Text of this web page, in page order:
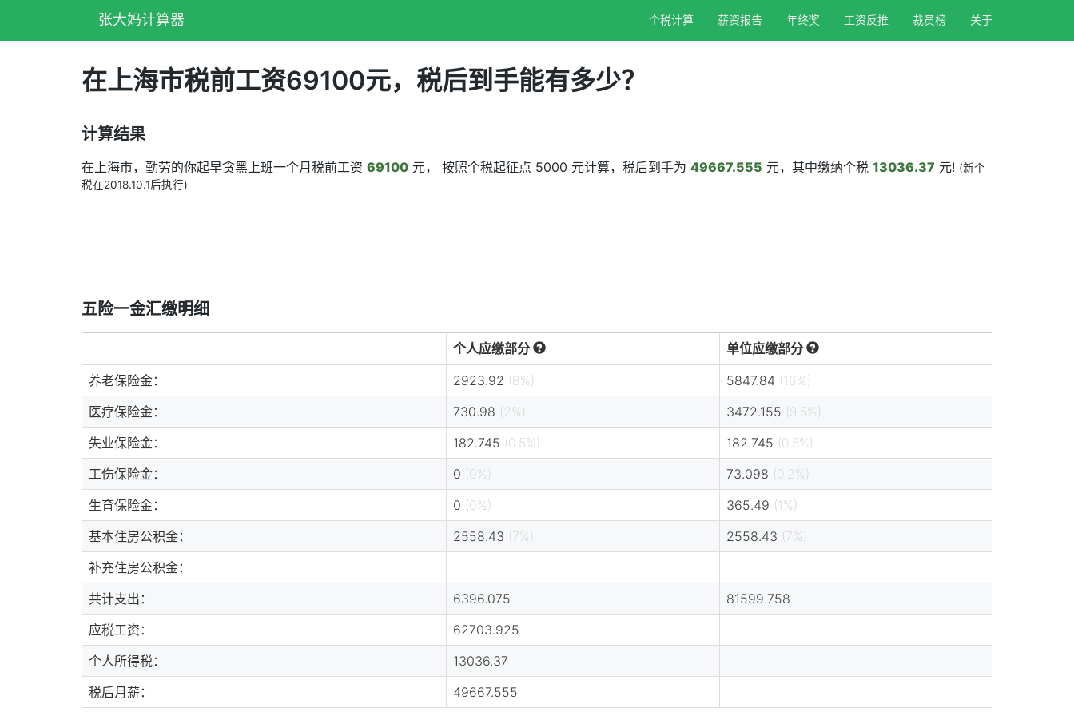
张大妈计算器 个税计算 薪资报告 年终奖 工资反推 裁员榜 关于
在上海市税前工资69100元，税后到手能有多少？
计算结果
在上海市，勤劳的你起早贪黑上班一个月税前工资 69100 元， 按照个税起征点 5000 元计算，税后到手为 49667.555 元，其中缴纳个税 13036.37 元! (新个
税在2018.10.1后执行)
五险一金汇缴明细
个人应缴部分
单位应缴部分
养老保险金：
2923.92 (8%) 5847.84 (16%)
医疗保险金：
730.98 (2%) 3472.155 (9.5%)
失业保险金：
182.745 (0.5%) 182.745 (0.5%)
工伤保险金：
0 (0%) 73.098 (0.2%)
生育保险金：
0 (0%) 365.49 (1%)
基本住房公积金：
2558.43 (7%) 2558.43 (7%)
补充住房公积金：
共计支出：
6396.075
81599.758
应税工资：
62703.925
个人所得税：
13036.37
税后月薪：
49667.555